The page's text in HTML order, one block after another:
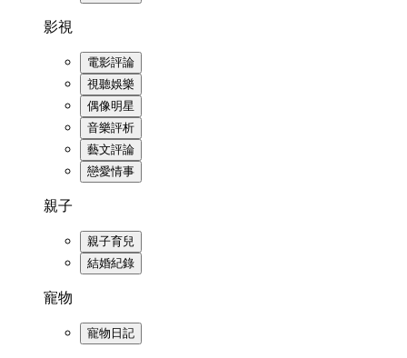
影視
電影評論
視聽娛樂
偶像明星
音樂評析
藝文評論
戀愛情事
親子
親子育兒
結婚紀錄
寵物
寵物日記